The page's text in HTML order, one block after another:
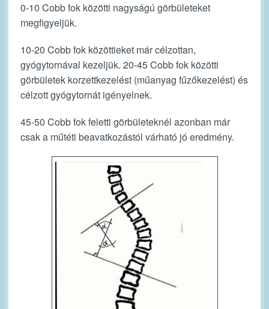
0-10 Cobb fok közötti nagyságú görbületeket
megfigyeljük.
10-20 Cobb fok közöttieket már célzottan,
gyógytornával kezeljük. 20-45 Cobb fok közötti
görbületek korzettkezelést (műanyag fűzőkezelést) és
célzott gyógytornát igényelnek.
45-50 Cobb fok feletti görbületeknél azonban már
csak a műtéti beavatkozástól várható jó eredmény.